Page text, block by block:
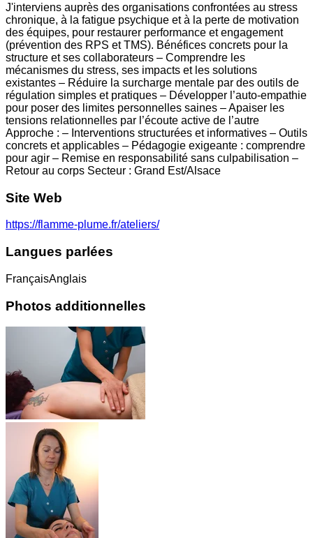
J'interviens auprès des organisations confrontées au stress
chronique, à la fatigue psychique et à la perte de motivation
des équipes, pour restaurer performance et engagement
(prévention des RPS et TMS). Bénéfices concrets pour la
structure et ses collaborateurs – Comprendre les
mécanismes du stress, ses impacts et les solutions
existantes – Réduire la surcharge mentale par des outils de
régulation simples et pratiques – Développer l’auto-empathie
pour poser des limites personnelles saines – Apaiser les
tensions relationnelles par l’écoute active de l’autre
Approche : – Interventions structurées et informatives – Outils
concrets et applicables – Pédagogie exigeante : comprendre
pour agir – Remise en responsabilité sans culpabilisation –
Retour au corps Secteur : Grand Est/Alsace
Site Web
https://flamme-plume.fr/ateliers/
Langues parlées
FrançaisAnglais
Photos additionnelles